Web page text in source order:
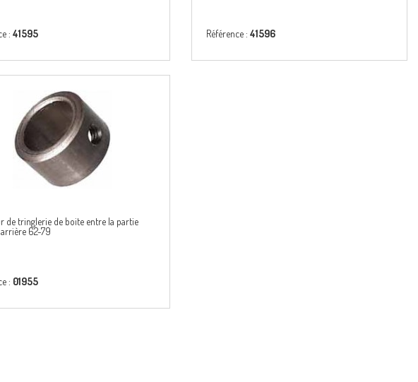
: 41595 Référence : 41596
de tringlerie de boite entre la partie
62-79
: 01955